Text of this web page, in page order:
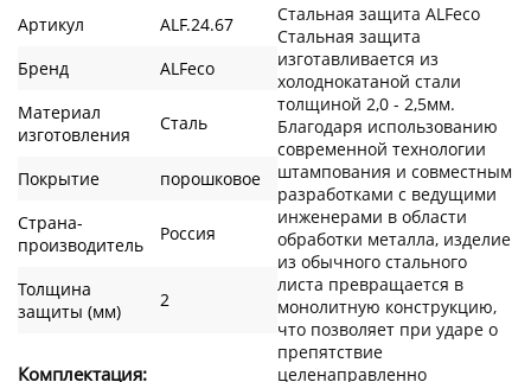
Артикул
ALF.24.67
Бренд
ALFeco
Материал
изготовления
Сталь
Покрытие
порошковое
Страна-
производитель
Россия
Толщина
защиты (мм)
2
Комплектация:
Стальная защита ALFeco
Стальная защита
изготавливается из
холоднокатаной стали
толщиной 2,0 - 2,5мм.
Благодаря использованию
современной технологии
штампования и совместным
разработками с ведущими
инженерами в области
обработки металла, изделие
из обычного стального
листа превращается в
монолитную конструкцию,
что позволяет при ударе о
препятствие
целенаправленно